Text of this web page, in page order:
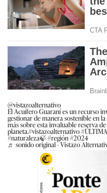
@vistazoalternativo
El Acuífero Guaraní es un recurso
gestionar de manera sostenible en
más sobre esta invaluable reserva
planeta.#vistazoalternativo
#naturaleza🍃 #región #2024
♬ sonido original - Vistazo